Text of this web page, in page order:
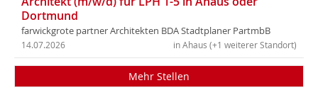
Dortmund
farwickgrote partner Architekten BDA Stadtplaner PartmbB
in Ahaus (+1 weiterer Standort)
14.07.2026
Mehr Stellen